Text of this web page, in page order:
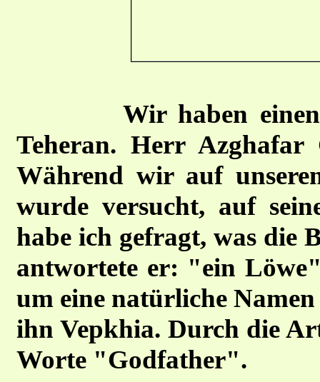
Wir haben
Teheran. Herr
Während wir auf
wurde versucht, auf
habe ich gefragt, was die
antwortete er: "ein
um eine natürliche
ihn Vepkhia. Durch die
Worte "Godfather".